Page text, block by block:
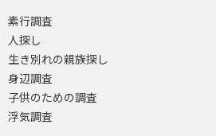
素行調査
人探し
生き別れの親族探し
身辺調査
子供のための調査
浮気調査